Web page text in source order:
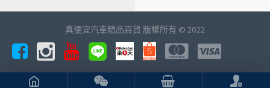
真便宜汽車精品百貨 版權所有 © 2022